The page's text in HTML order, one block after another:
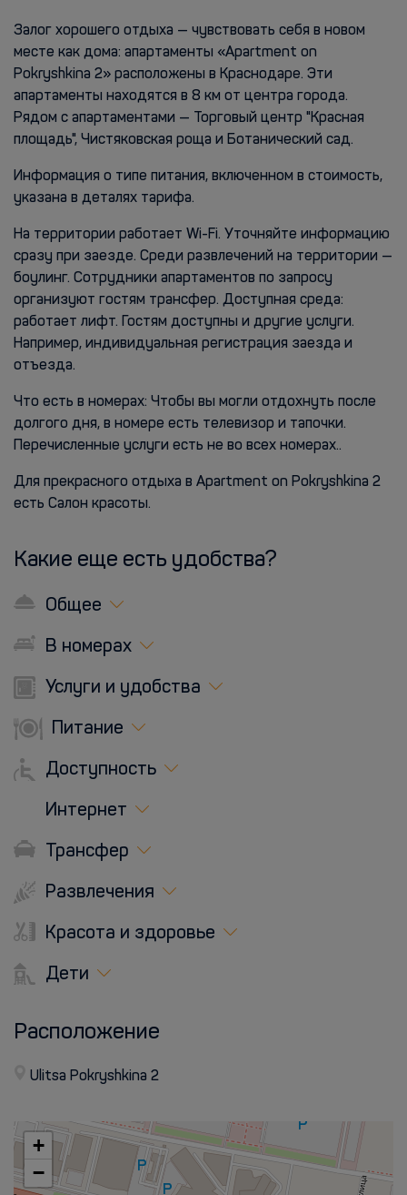
Залог хорошего отдыха — чувствовать себя в новом
месте как дома: апартаменты «Apartment on
Pokryshkina 2» расположены в Краснодаре. Эти
апартаменты находятся в 8 км от центра города.
Рядом с апартаментами — Торговый центр "Красная
площадь", Чистяковская роща и Ботанический сад.
Информация о типе питания, включенном в стоимость,
указана в деталях тарифа.
На территории работает Wi-Fi. Уточняйте информацию
сразу при заезде. Среди развлечений на территории —
боулинг. Сотрудники апартаментов по запросу
организуют гостям трансфер. Доступная среда:
работает лифт. Гостям доступны и другие услуги.
Например, индивидуальная регистрация заезда и
отъезда.
Что есть в номерах: Чтобы вы могли отдохнуть после
долгого дня, в номере есть телевизор и тапочки.
Перечисленные услуги есть не во всех номерах..
Для прекрасного отдыха в Apartment on Pokryshkina 2
есть Салон красоты.
Какие еще есть удобства?
Общее
В номерах
Услуги и удобства
Питание
Доступность
Интернет
Трансфер
Развлечения
Красота и здоровье
Дети
Расположение
Ulitsa Pokryshkina 2
+
−